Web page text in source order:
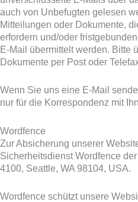
auch von Unbefugten gelesen
Mitteilungen oder Dokumente,
erfordern und/oder
E-Mail übermittelt werden. Bitte
Dokumente per Post oder
Wenn Sie uns eine E-Mail
nur für die Korrespondenz mit
Wordfence
Zur Absicherung unserer
Sicherheitsdienst Wordfence
4100, Seattle, WA 98104, USA.
Wordfence schützt unsere